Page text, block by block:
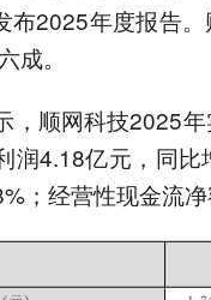
布2025年度报告
成。
，顺网科技2025
润4.18亿元，同
；经营性现金流